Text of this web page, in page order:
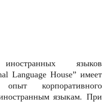
языков
Language House” имеет
корпоративного
языкам. При